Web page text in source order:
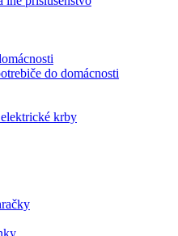
do domácnosti
krby